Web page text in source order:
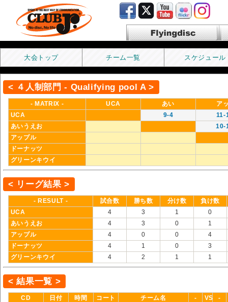
ク
大会トップ チーム一覧 スケジュール
< ４人制部門 - Qualifying pool A >
- MATRIX - UCA あい
ア
UCA
9-4
11-
あいうえお
10-
アップル
ドーナッツ
グリーンキウイ
< リーグ結果 >
- RESULT - 試合数 勝ち数 分け数
負け数
UCA
4 3 1
0
あいうえお
4 3 0
1
アップル
4 0 0
4
ドーナッツ
4 1 0
3
グリーンキウイ
4 2 1 1
< 結果一覧 >
CD 日付 時間 コート チーム名 - VS
-